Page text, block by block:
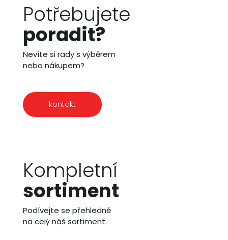
Potřebujete
poradit?
Nevíte si rady s výběrem
nebo nákupem?
kontakt
Kompletní
sortiment
Podívejte se přehledně
na celý náš sortiment.